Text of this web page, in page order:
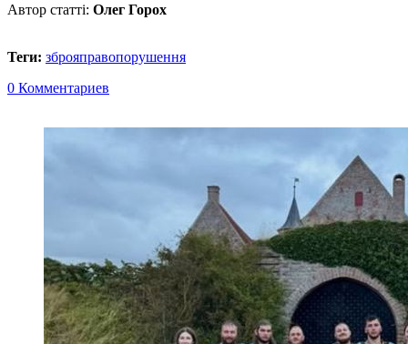
Автор статті: Олег Горох
Теги: зброяправопорушення
0 Комментариев